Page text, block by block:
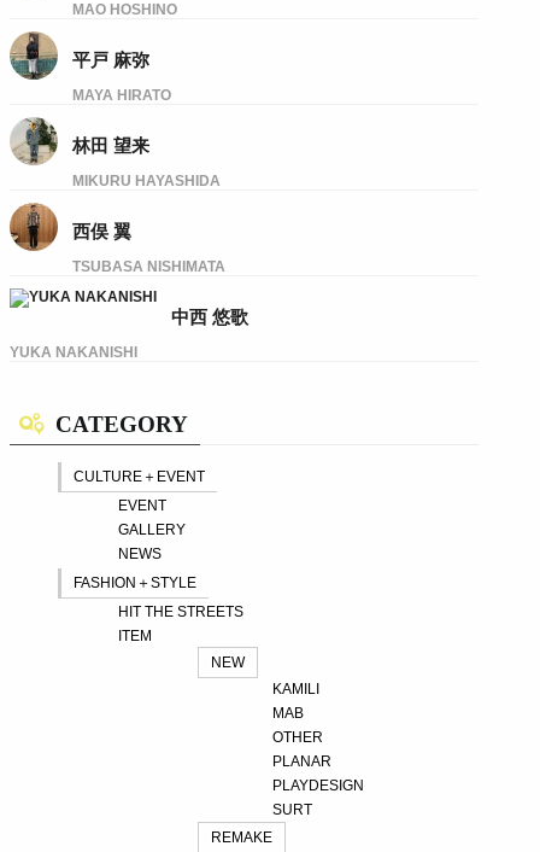
MAO HOSHINO
平戸 麻弥
MAYA HIRATO
林田 望来
MIKURU HAYASHIDA
西俣 翼
TSUBASA NISHIMATA
中西 悠歌
YUKA NAKANISHI
CATEGORY
CULTURE＋EVENT
EVENT
GALLERY
NEWS
FASHION＋STYLE
HIT THE STREETS
ITEM
NEW
KAMILI
MAB
OTHER
PLANAR
PLAYDESIGN
SURT
REMAKE